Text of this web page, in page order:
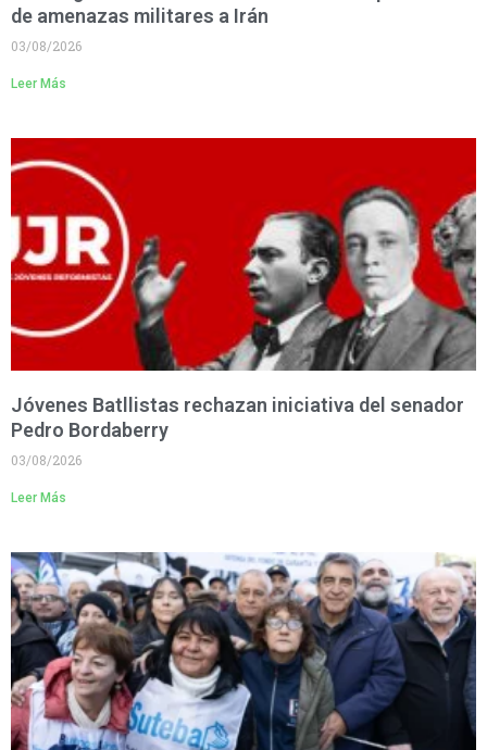
de amenazas militares a Irán
03/08/2026
Leer Más
Jóvenes Batllistas rechazan iniciativa del senador
Pedro Bordaberry
03/08/2026
Leer Más